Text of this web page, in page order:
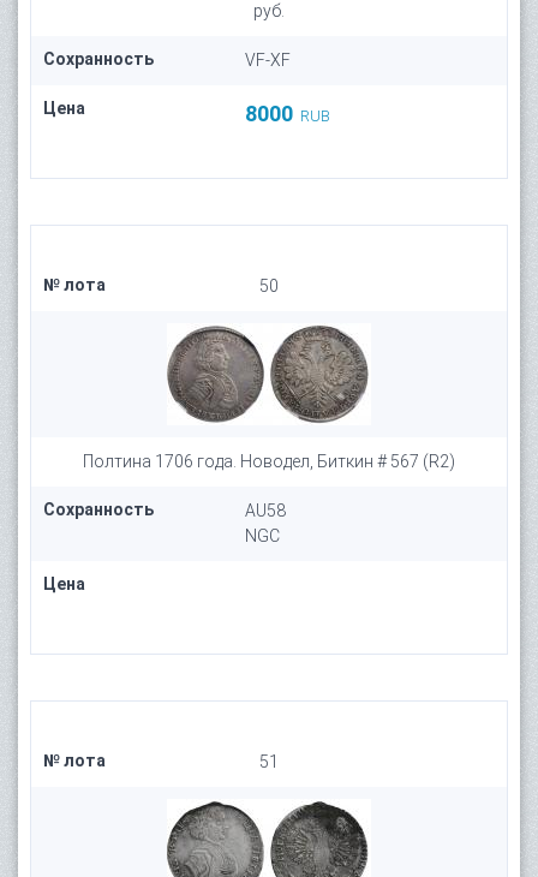
руб.
Сохранность VF-XF
Цена 8000 RUB
№ лота 50
Полтина 1706 года. Новодел, Биткин # 567 (R2)
Сохранность
AU58
NGC
Цена
№ лота 51